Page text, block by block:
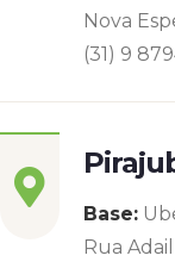
Nova
(31) 9
Base:
Rua